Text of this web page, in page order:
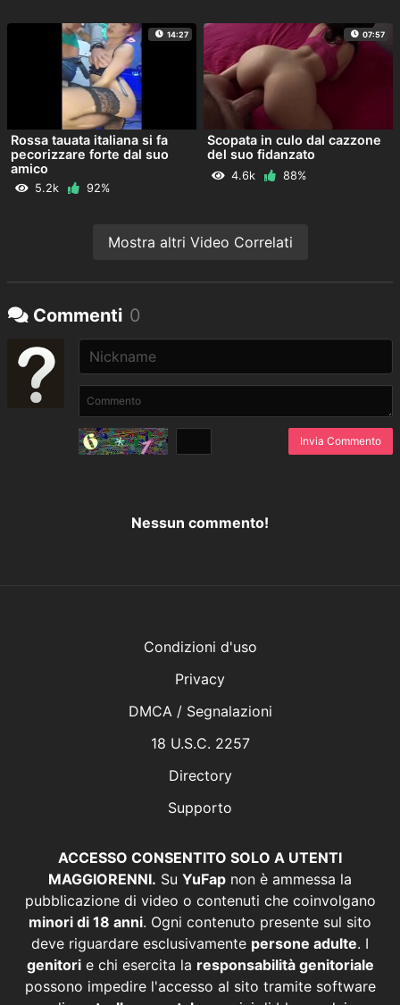
14:27
Rossa tauata italiana si fa
pecorizzare forte dal suo
amico
5.2k 92%
07:57
Scopata in culo dal cazzone
del suo fidanzato
4.6k 88%
Mostra altri Video Correlati
Commenti 0
Invia Commento
Nessun commento!
Condizioni d'uso
Privacy
DMCA / Segnalazioni
18 U.S.C. 2257
Directory
Supporto
ACCESSO CONSENTITO SOLO A UTENTI
MAGGIORENNI. Su YuFap non è ammessa la
pubblicazione di video o contenuti che coinvolgano
minori di 18 anni. Ogni contenuto presente sul sito
deve riguardare esclusivamente persone adulte. I
genitorie chi esercita la responsabilità genitoriale
possono impedire l'accesso al sito tramite software